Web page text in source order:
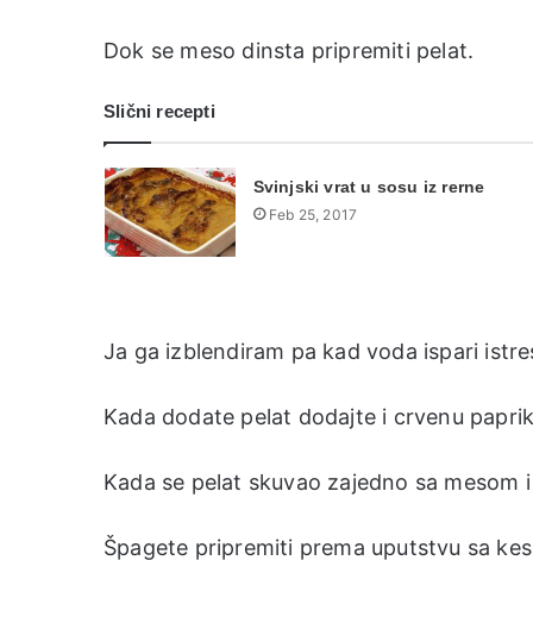
Dok se meso dinsta pripremiti pelat.
Slični recepti
Svinjski vrat u sosu iz rerne
Feb 25, 2017
Ja ga izblendiram pa kad voda ispari
Kada dodate pelat dodajte i crvenu
Kada se pelat skuvao zajedno sa
Špagete pripremiti prema uputstvu sa